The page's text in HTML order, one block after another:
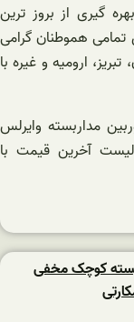
گیری از بروز ترین
تمامی هموطنان گرامی
ارومیه و غیره با
مداربسته وایرلس
آخرین قیمت با
کوچک مخفی